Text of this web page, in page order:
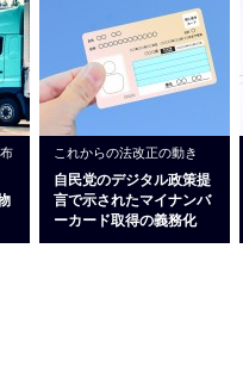
これからの法改正の動き
自民党のデジタル政策提
言で示されたマイナンバ
ーカード取得の義務化